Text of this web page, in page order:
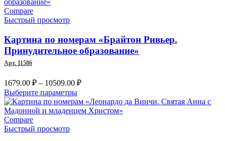
можно
выбрать
на
Compare
Быстрый просмотр
Картина по номерам «Брайтон Ривьер.
Принудительное образование»
Арт. 11586
1679.00 ₽ – 10509.00 ₽Диапазон
1679.00 ₽
–
Выберите параметрыЭтот
товар
имеет
Compare
Быстрый просмотр